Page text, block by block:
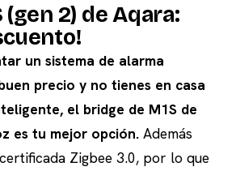
(gen 2) de Aqara:
un sistema de alarma
precio y no tienes en casa
el bridge de M1S de
es tu mejor opción. Además
Zigbee 3.0, por lo que